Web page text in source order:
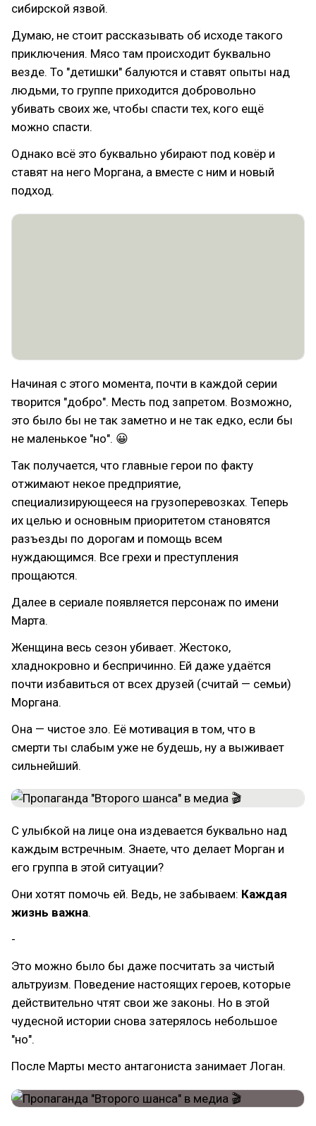
сибирской язвой.
Думаю, не стоит рассказывать об исходе такого
приключения. Мясо там происходит буквально
везде. То "детишки" балуются и ставят опыты над
людьми, то группе приходится добровольно
убивать своих же, чтобы спасти тех, кого ещё
можно спасти.
Однако всё это буквально убирают под ковёр и
ставят на него Моргана, а вместе с ним и новый
подход.
Начиная с этого момента, почти в каждой серии
творится "добро". Месть под запретом. Возможно,
это было бы не так заметно и не так едко, если бы
не маленькое "но". 😀
Так получается, что главные герои по факту
отжимают некое предприятие,
специализирующееся на грузоперевозках. Теперь
их целью и основным приоритетом становятся
разъезды по дорогам и помощь всем
нуждающимся. Все грехи и преступления
прощаются.
Далее в сериале появляется персонаж по имени
Марта.
Женщина весь сезон убивает. Жестоко,
хладнокровно и беспричинно. Ей даже удаётся
почти избавиться от всех друзей (считай — семьи)
Моргана.
Она — чистое зло. Её мотивация в том, что в
смерти ты слабым уже не будешь, ну а выживает
сильнейший.
С улыбкой на лице она издевается буквально над
каждым встречным. Знаете, что делает Морган и
его группа в этой ситуации?
Они хотят помочь ей. Ведь, не забываем: Каждая
жизнь важна.
-
Это можно было бы даже посчитать за чистый
альтруизм. Поведение настоящих героев, которые
действительно чтят свои же законы. Но в этой
чудесной истории снова затерялось небольшое
"но".
После Марты место антагониста занимает Логан.